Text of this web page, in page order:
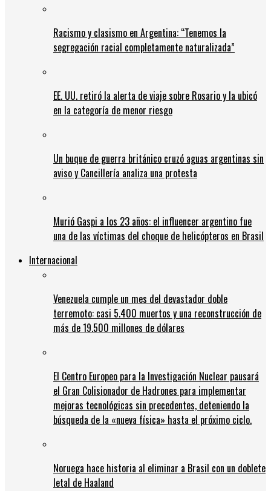
Racismo y clasismo en Argentina: “Tenemos la
segregación racial completamente naturalizada”
EE. UU. retiró la alerta de viaje sobre Rosario y la ubicó
en la categoría de menor riesgo
Un buque de guerra británico cruzó aguas argentinas sin
aviso y Cancillería analiza una protesta
Murió Gaspi a los 23 años: el influencer argentino fue
una de las víctimas del choque de helicópteros en Brasil
Internacional
Venezuela cumple un mes del devastador doble
terremoto: casi 5.400 muertos y una reconstrucción de
más de 19.500 millones de dólares
El Centro Europeo para la Investigación Nuclear pausará
el Gran Colisionador de Hadrones para implementar
mejoras tecnológicas sin precedentes, deteniendo la
búsqueda de la «nueva física» hasta el próximo ciclo.
Noruega hace historia al eliminar a Brasil con un doblete
letal de Haaland